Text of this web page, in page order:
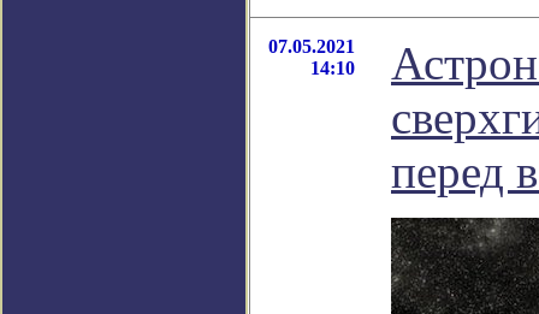
07.05.2021
14:10
перед